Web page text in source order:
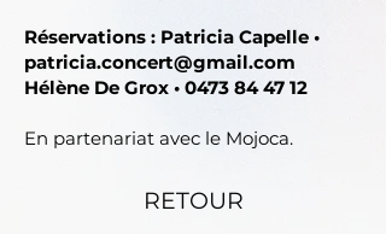
Réservations : Patricia Capelle •
patricia.concert@gmail.com
Hélène De Grox • 0473 84 47 12
En partenariat avec le Mojoca.
RETOUR